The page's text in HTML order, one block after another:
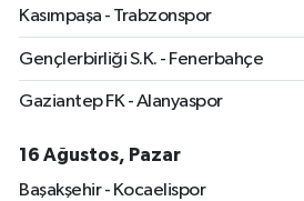
Kasımpaşa - Trabzonspor
Gençlerbirliği S.K. - Fenerbahçe
Gaziantep FK - Alanyaspor
16 Ağustos, Pazar
Başakşehir - Kocaelispor